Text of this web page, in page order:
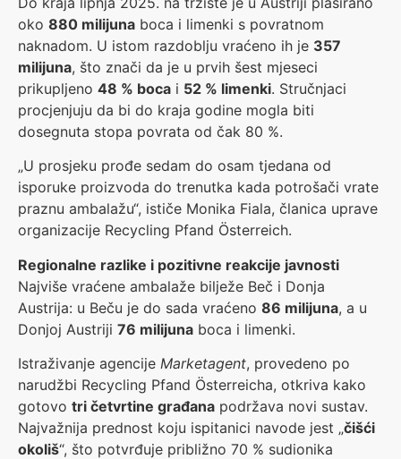
oko 880 milijuna boca i limenki s povratnom
naknadom. U istom razdoblju vraćeno ih je 357
milijuna, što znači da je u prvih šest mjeseci
prikupljeno 48 % boca i 52 % limenki. Stručnjaci
procjenjuju da bi do kraja godine mogla biti
dosegnuta stopa povrata od čak 80 %.
„U prosjeku prođe sedam do osam tjedana od
isporuke proizvoda do trenutka kada potrošači vrate
praznu ambalažu“, ističe Monika Fiala, članica uprave
organizacije Recycling Pfand Österreich.
Regionalne razlike i pozitivne reakcije javnosti
Najviše vraćene ambalaže bilježe Beč i Donja
Austrija: u Beču je do sada vraćeno 86 milijuna, a u
Donjoj Austriji 76 milijuna boca i limenki.
Istraživanje agencije Marketagent, provedeno po
narudžbi Recycling Pfand Österreicha, otkriva kako
gotovo tri četvrtine građana podržava novi sustav.
Najvažnija prednost koju ispitanici navode jest „čišći
okoliš“, što potvrđuje približno 70 % sudionika